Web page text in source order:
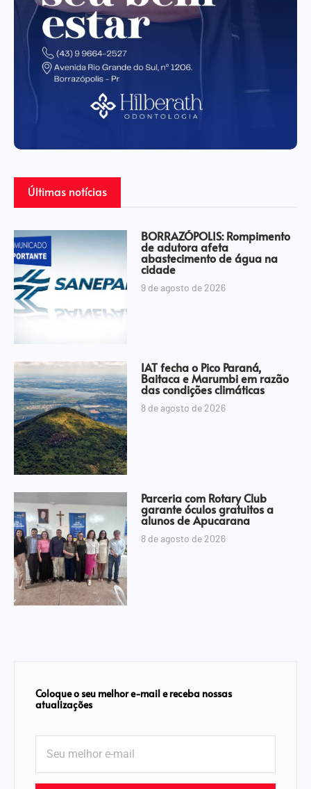
Últimas notícias
BORRAZÓPOLIS: Rompimento
de adutora afeta
abastecimento de água na
cidade
9 de agosto de 2026
IAT fecha o Pico Paraná,
Baitaca e Marumbi em razão
das condições climáticas
8 de agosto de 2026
Parceria com Rotary Club
garante óculos gratuitos a
alunos de Apucarana
8 de agosto de 2026
Coloque o seu melhor e-mail e receba nossas
atualizações